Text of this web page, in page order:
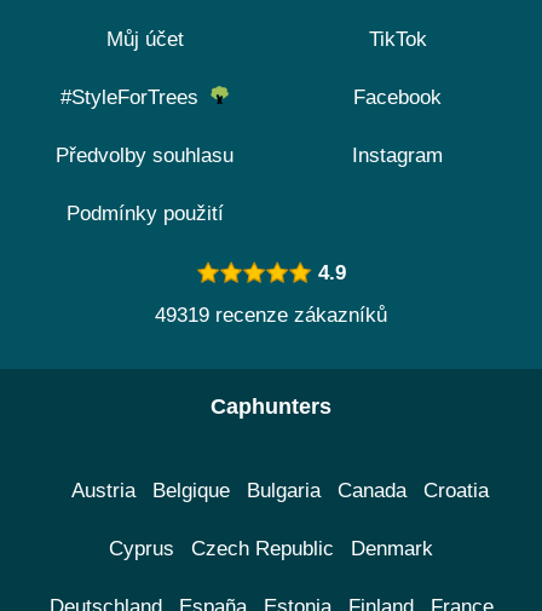
Můj účet
#StyleForTrees
Předvolby souhlasu
Podmínky použití
TikTok
Facebook
Instagram
4.9
49319 recenze zákazníků
Caphunters
Austria Belgique Bulgaria Canada Croatia
Cyprus Czech Republic Denmark